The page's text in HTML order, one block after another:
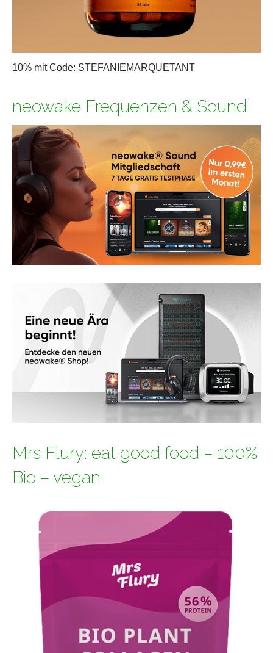
10% mit Code: STEFANIEMARQUETANT
neowake Frequenzen & Sound
Mrs Flury: eat good food – 100%
Bio – vegan